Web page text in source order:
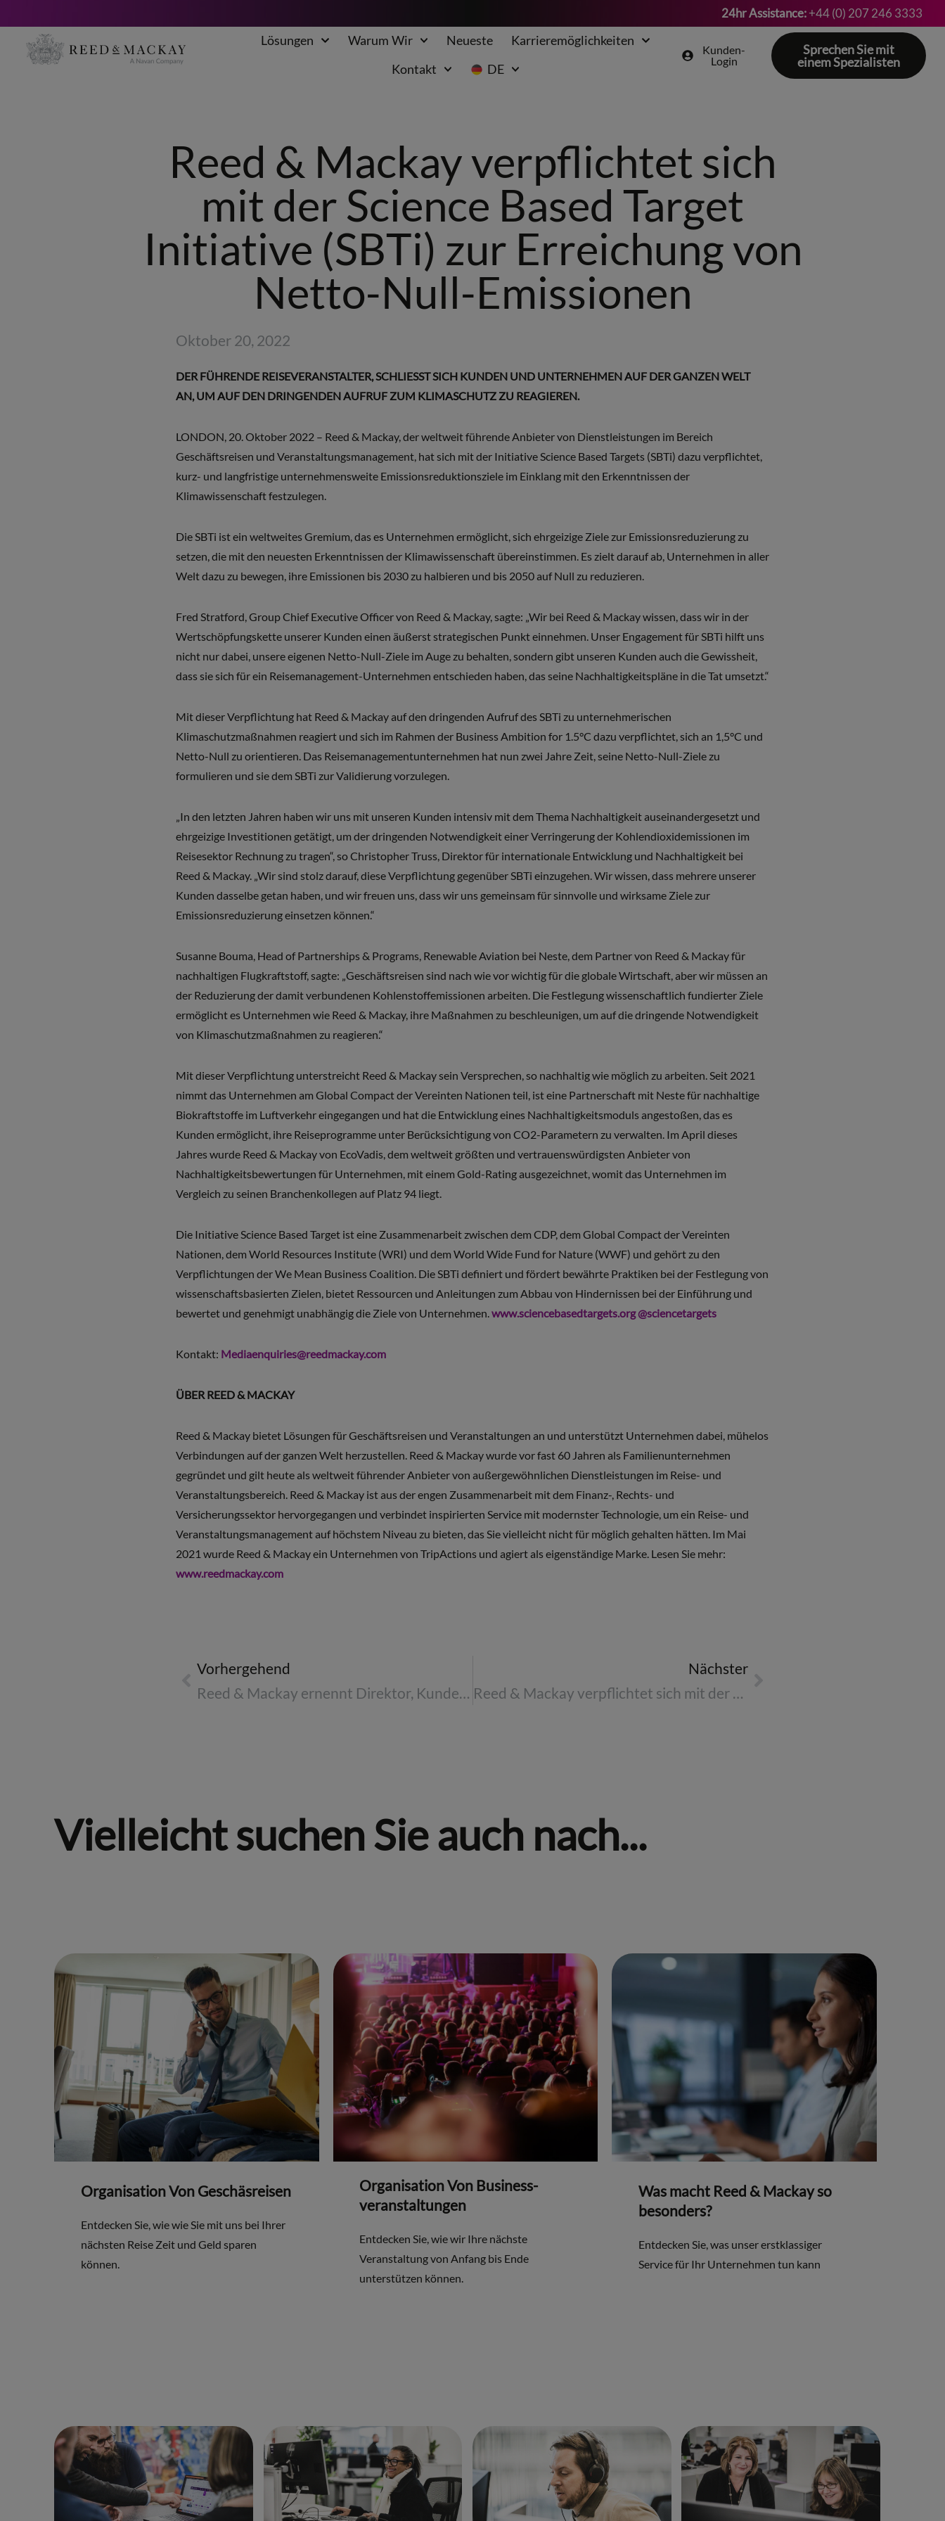
Inhalt
24hr Assistance:+44 (0) 207 246 3333
Lösungen Warum Wir Neueste
Karrieremöglichkeiten
Kontakt
DE
Kunden-
Login
Sprechen Sie mit
einem Spezialisten
Reed & Mackay verpflichtet sich
mit der Science Based Target
Initiative (SBTi) zur Erreichung von
Netto-Null-Emissionen
Oktober 20, 2022
DER FÜHRENDE REISEVERANSTALTER, SCHLIESST SICH KUNDEN UND UNTERNEHMEN AUF DER GANZEN WELT
AN, UM AUF DEN DRINGENDEN AUFRUF ZUM KLIMASCHUTZ ZU REAGIEREN.
LONDON, 20. Oktober 2022 – Reed & Mackay, der weltweit führende Anbieter von Dienstleistungen im Bereich
Geschäftsreisen und Veranstaltungsmanagement, hat sich mit der Initiative Science Based Targets (SBTi) dazu verpflichtet,
kurz- und langfristige unternehmensweite Emissionsreduktionsziele im Einklang mit den Erkenntnissen der
Klimawissenschaft festzulegen.
Die SBTi ist ein weltweites Gremium, das es Unternehmen ermöglicht, sich ehrgeizige Ziele zur Emissionsreduzierung zu
setzen, die mit den neuesten Erkenntnissen der Klimawissenschaft übereinstimmen. Es zielt darauf ab, Unternehmen in aller
Welt dazu zu bewegen, ihre Emissionen bis 2030 zu halbieren und bis 2050 auf Null zu reduzieren.
Fred Stratford, Group Chief Executive Officer von Reed & Mackay, sagte: „Wir bei Reed & Mackay wissen, dass wir in der
Wertschöpfungskette unserer Kunden einen äußerst strategischen Punkt einnehmen. Unser Engagement für SBTi hilft uns
nicht nur dabei, unsere eigenen Netto-Null-Ziele im Auge zu behalten, sondern gibt unseren Kunden auch die Gewissheit,
dass sie sich für ein Reisemanagement-Unternehmen entschieden haben, das seine Nachhaltigkeitspläne in die Tat umsetzt.“
Mit dieser Verpflichtung hat Reed & Mackay auf den dringenden Aufruf des SBTi zu unternehmerischen
Klimaschutzmaßnahmen reagiert und sich im Rahmen der Business Ambition for 1.5°C dazu verpflichtet, sich an 1,5°C und
Netto-Null zu orientieren. Das Reisemanagementunternehmen hat nun zwei Jahre Zeit, seine Netto-Null-Ziele zu
formulieren und sie dem SBTi zur Validierung vorzulegen.
„In den letzten Jahren haben wir uns mit unseren Kunden intensiv mit dem Thema Nachhaltigkeit auseinandergesetzt und
ehrgeizige Investitionen getätigt, um der dringenden Notwendigkeit einer Verringerung der Kohlendioxidemissionen im
Reisesektor Rechnung zu tragen“, so Christopher Truss, Direktor für internationale Entwicklung und Nachhaltigkeit bei
Reed & Mackay. „Wir sind stolz darauf, diese Verpflichtung gegenüber SBTi einzugehen. Wir wissen, dass mehrere unserer
Kunden dasselbe getan haben, und wir freuen uns, dass wir uns gemeinsam für sinnvolle und wirksame Ziele zur
Emissionsreduzierung einsetzen können.“
Susanne Bouma, Head of Partnerships & Programs, Renewable Aviation bei Neste, dem Partner von Reed & Mackay für
nachhaltigen Flugkraftstoff, sagte: „Geschäftsreisen sind nach wie vor wichtig für die globale Wirtschaft, aber wir müssen an
der Reduzierung der damit verbundenen Kohlenstoffemissionen arbeiten. Die Festlegung wissenschaftlich fundierter Ziele
ermöglicht es Unternehmen wie Reed & Mackay, ihre Maßnahmen zu beschleunigen, um auf die dringende Notwendigkeit
von Klimaschutzmaßnahmen zu reagieren.“
Mit dieser Verpflichtung unterstreicht Reed & Mackay sein Versprechen, so nachhaltig wie möglich zu arbeiten. Seit 2021
nimmt das Unternehmen am Global Compact der Vereinten Nationen teil, ist eine Partnerschaft mit Neste für nachhaltige
Biokraftstoffe im Luftverkehr eingegangen und hat die Entwicklung eines Nachhaltigkeitsmoduls angestoßen, das es
Kunden ermöglicht, ihre Reiseprogramme unter Berücksichtigung von CO2-Parametern zu verwalten. Im April dieses
Jahres wurde Reed & Mackay von EcoVadis, dem weltweit größten und vertrauenswürdigsten Anbieter von
Nachhaltigkeitsbewertungen für Unternehmen, mit einem Gold-Rating ausgezeichnet, womit das Unternehmen im
Vergleich zu seinen Branchenkollegen auf Platz 94 liegt.
Die Initiative Science Based Target ist eine Zusammenarbeit zwischen dem CDP, dem Global Compact der Vereinten
Nationen, dem World Resources Institute (WRI) und dem World Wide Fund for Nature (WWF) und gehört zu den
Verpflichtungen der We Mean Business Coalition. Die SBTi definiert und fördert bewährte Praktiken bei der Festlegung von
wissenschaftsbasierten Zielen, bietet Ressourcen und Anleitungen zum Abbau von Hindernissen bei der Einführung und
bewertet und genehmigt unabhängig die Ziele von Unternehmen. www.sciencebasedtargets.org@sciencetargets
Kontakt: Mediaenquiries@reedmackay.com
ÜBER REED & MACKAY
Reed & Mackay bietet Lösungen für Geschäftsreisen und Veranstaltungen an und unterstützt Unternehmen dabei, mühelos
Verbindungen auf der ganzen Welt herzustellen. Reed & Mackay wurde vor fast 60 Jahren als Familienunternehmen
gegründet und gilt heute als weltweit führender Anbieter von außergewöhnlichen Dienstleistungen im Reise- und
Veranstaltungsbereich. Reed & Mackay ist aus der engen Zusammenarbeit mit dem Finanz-, Rechts- und
Versicherungssektor hervorgegangen und verbindet inspirierten Service mit modernster Technologie, um ein Reise- und
Veranstaltungsmanagement auf höchstem Niveau zu bieten, das Sie vielleicht nicht für möglich gehalten hätten. Im Mai
2021 wurde Reed & Mackay ein Unternehmen von TripActions und agiert als eigenständige Marke. Lesen Sie mehr:
www.reedmackay.com
Vorhergehend
Reed & Mackay ernennt Direktor, Kundenerfahrung Asien
Nächster
Reed & Mackay verpflichtet sich mit der Science Based Target Initiative (SBTi) zur Erreichung von Netto-Null-Emissionen
Vielleicht suchen Sie auch nach...
Organisation Von Geschäsreisen
Entdecken Sie, wie wie Sie mit uns bei Ihrer
nächsten Reise Zeit und Geld sparen
können.
Organisation Von Business-
veranstaltungen
Entdecken Sie, wie wir Ihre nächste
Veranstaltung von Anfang bis Ende
unterstützen können.
Was macht Reed & Mackay so
besonders?
Entdecken Sie, was unser erstklassiger
Service für Ihr Unternehmen tun kann